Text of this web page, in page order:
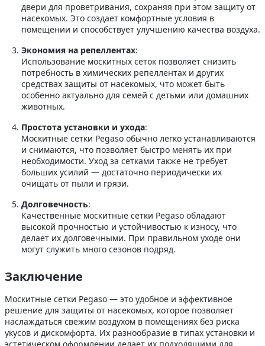
двери для проветривания, сохраняя при этом защиту от
насекомых. Это создает комфортные условия в
помещении и способствует улучшению качества воздуха.
Экономия на репеллентах:
Использование москитных сеток позволяет снизить
потребность в химических репеллентах и других
средствах защиты от насекомых, что может быть
особенно актуально для семей с детьми или домашних
животных.
Простота установки и ухода:
Москитные сетки Pegaso обычно легко устанавливаются
и снимаются, что позволяет быстро менять их при
необходимости. Уход за сетками также не требует
больших усилий — достаточно периодически их
очищать от пыли и грязи.
Долговечность:
Качественные москитные сетки Pegaso обладают
высокой прочностью и устойчивостью к износу, что
делает их долговечными. При правильном уходе они
могут служить много сезонов подряд.
Заключение
Москитные сетки Pegaso — это удобное и эффективное
решение для защиты от насекомых, которое позволяет
наслаждаться свежим воздухом в помещениях без риска
укусов и дискомфорта. Их разнообразие в типах установки и